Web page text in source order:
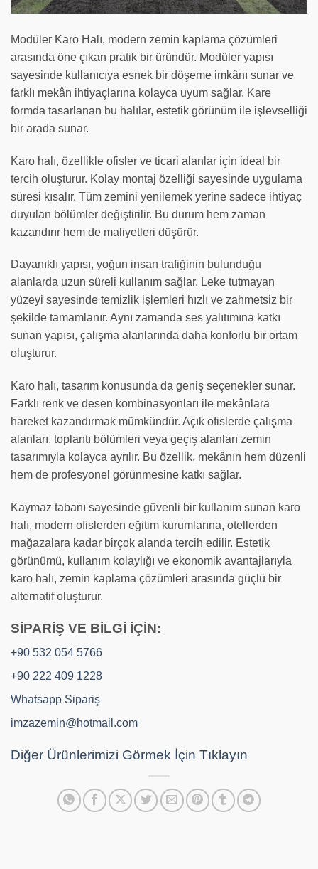
Modüler Karo Halı, modern zemin kaplama çözümleri
arasında öne çıkan pratik bir üründür. Modüler yapısı
sayesinde kullanıcıya esnek bir döşeme imkânı sunar ve
farklı mekân ihtiyaçlarına kolayca uyum sağlar. Kare
formda tasarlanan bu halılar, estetik görünüm ile işlevselliği
bir arada sunar.
Karo halı, özellikle ofisler ve ticari alanlar için ideal bir
tercih oluşturur. Kolay montaj özelliği sayesinde uygulama
süresi kısalır. Tüm zemini yenilemek yerine sadece ihtiyaç
duyulan bölümler değiştirilir. Bu durum hem zaman
kazandırır hem de maliyetleri düşürür.
Dayanıklı yapısı, yoğun insan trafiğinin bulunduğu
alanlarda uzun süreli kullanım sağlar. Leke tutmayan
yüzeyi sayesinde temizlik işlemleri hızlı ve zahmetsiz bir
şekilde tamamlanır. Aynı zamanda ses yalıtımına katkı
sunan yapısı, çalışma alanlarında daha konforlu bir ortam
oluşturur.
Karo halı, tasarım konusunda da geniş seçenekler sunar.
Farklı renk ve desen kombinasyonları ile mekânlara
hareket kazandırmak mümkündür. Açık ofislerde çalışma
alanları, toplantı bölümleri veya geçiş alanları zemin
tasarımıyla kolayca ayrılır. Bu özellik, mekânın hem düzenli
hem de profesyonel görünmesine katkı sağlar.
Kaymaz tabanı sayesinde güvenli bir kullanım sunan karo
halı, modern ofislerden eğitim kurumlarına, otellerden
mağazalara kadar birçok alanda tercih edilir. Estetik
görünümü, kullanım kolaylığı ve ekonomik avantajlarıyla
karo halı, zemin kaplama çözümleri arasında güçlü bir
alternatif oluşturur.
SİPARİŞ VE BİLGİ İÇİN:
+90 532 054 5766
+90 222 409 1228
Whatsapp Sipariş
imzazemin@hotmail.com
Diğer Ürünlerimizi Görmek İçin Tıklayın